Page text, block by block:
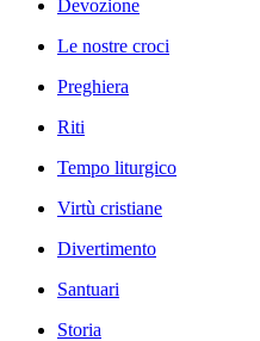
Devozione
Le nostre croci
Preghiera
Riti
Tempo liturgico
Virtù cristiane
Divertimento
Santuari
Storia